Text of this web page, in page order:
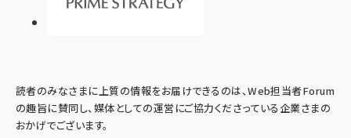
読者のみなさまに上質の情報をお届けできるのは、Web担当者Forum
の趣旨に賛同し、媒体としての運営にご協力くださっている企業さまの
おかげでございます。